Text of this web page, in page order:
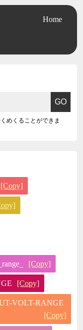
Home
めくることができま
[Copy]
[Copy]
[Copy]
VOLT-RANGE
[Copy]